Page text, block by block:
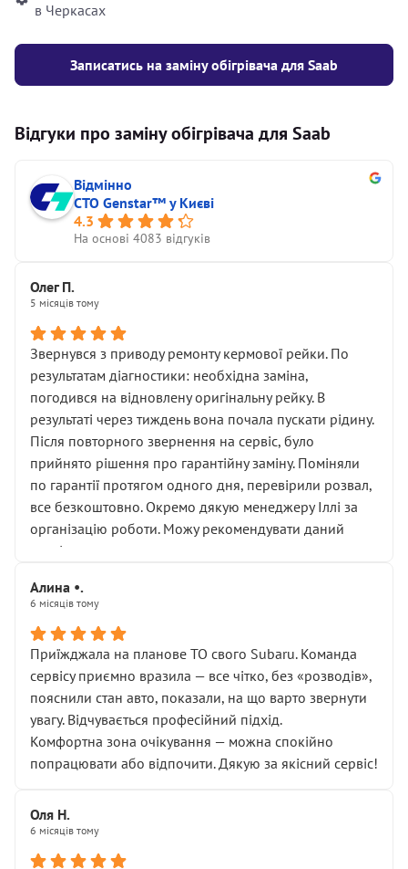
в Черкасах
Записатись на заміну обігрівача для Saab
Відгуки про заміну обігрівача для Saab
Відмінно
СТО Genstar™ у Києві
4.3
На основі 4083 відгуків
Олег П.
5 місяців тому
Звернувся з приводу ремонту кермової рейки. По
результатам діагностики: необхідна заміна,
погодився на відновлену оригінальну рейку. В
результаті через тиждень вона почала пускати рідину.
Після повторного звернення на сервіс, було
прийнято рішення про гарантійну заміну. Поміняли
по гарантії протягом одного дня, перевірили розвал,
все безкоштовно. Окремо дякую менеджеру Іллі за
організацію роботи. Можу рекомендувати даний
сервіс.
Алина •.
6 місяців тому
Приїжджала на планове ТО свого Subaru. Команда
сервісу приємно вразила — все чітко, без «розводів»,
пояснили стан авто, показали, на що варто звернути
увагу. Відчувається професійний підхід.
Комфортна зона очікування — можна спокійно
попрацювати або відпочити. Дякую за якісний сервіс!
Оля Н.
6 місяців тому